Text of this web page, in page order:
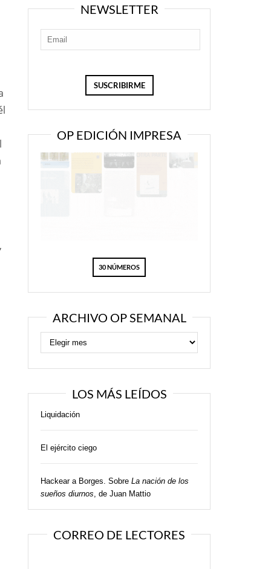
NEWSLETTER
OP EDICIÓN IMPRESA
30 NÚMEROS
ARCHIVO OP SEMANAL
LOS MÁS LEÍDOS
Liquidación
El ejército ciego
Hackear a Borges. Sobre La nación de los
sueños diurnos , de Juan Mattio
CORREO DE LECTORES